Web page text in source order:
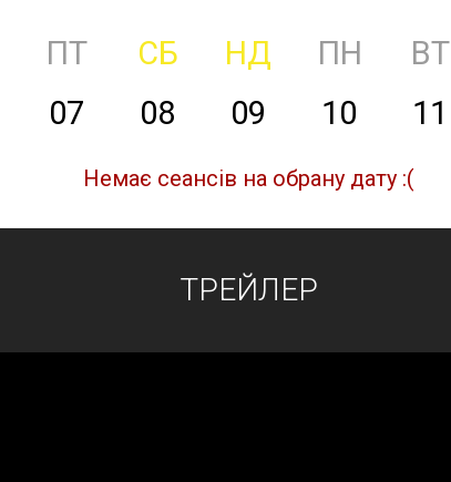
ПТ СБ НД ПН ВТ
07 08 09 10 11
Немає сеансів на обрану дату :(
ТРЕЙЛЕР